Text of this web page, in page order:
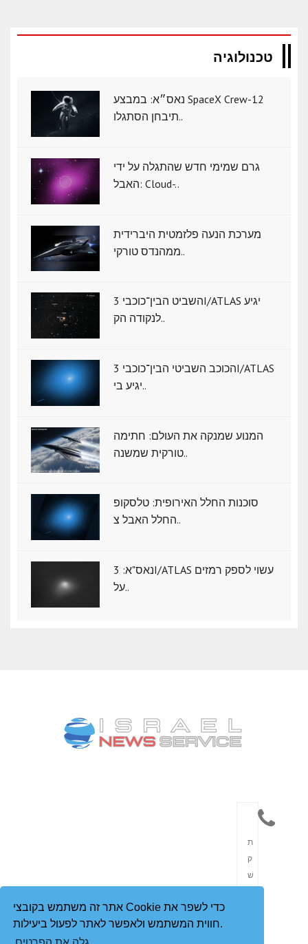
אתר זה משתמש בקובצי Cookie כדי לשפר את
חווית המשתמש ולאפשר לאתר לפעול ביעילות.
טכנולוגיה
נאס״א: במבצע SpaceX Crew-12
תיבחן הסתגלו..
גרם שמימי חדש שהתגלה על ידי
האבל: Cloud-..
מערכת הנעה פלזמטית היברידית
ממהנדס טורקי..
השביט הבין־כוכבי 3I/ATLAS יגיע
לנקודה הק..
הכוכב השביטי הבין־כוכבי 3I/ATLAS
יגיע בי..
המנוע שמנקה את העולם: חתימה
טורקית שמשנה..
סוכנות החלל האירופית: טלסקופ
החלל האבל צ..
נאס"א: ‏3I/ATLAS עשוי לספק רמזים
על..
תִ
ק
שׁ